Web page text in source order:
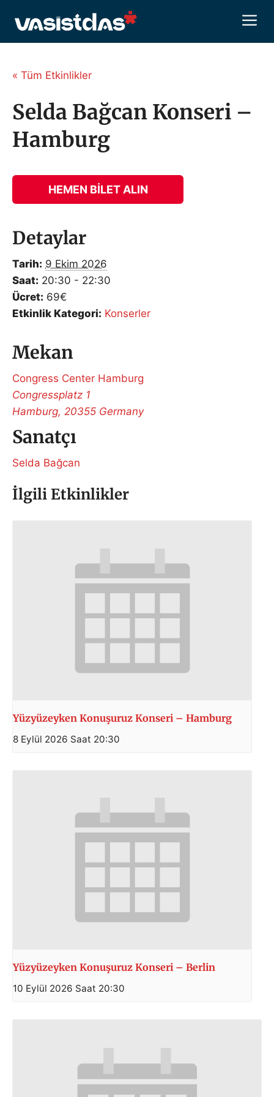
atla
« Tüm Etkinlikler
Selda Bağcan Konseri –
Hamburg
HEMEN BILET ALIN
Detaylar
Tarih: 9 Ekim 2026
Saat: 20:30 - 22:30
Ücret: 69€
Etkinlik Kategori: Konserler
Mekan
Congress Center Hamburg
Congressplatz 1
Hamburg, 20355 Germany
Sanatçı
Selda Bağcan
İlgili Etkinlikler
Yüzyüzeyken Konuşuruz Konseri – Hamburg
8 Eylül 2026 Saat 20:30
Yüzyüzeyken Konuşuruz Konseri – Berlin
10 Eylül 2026 Saat 20:30